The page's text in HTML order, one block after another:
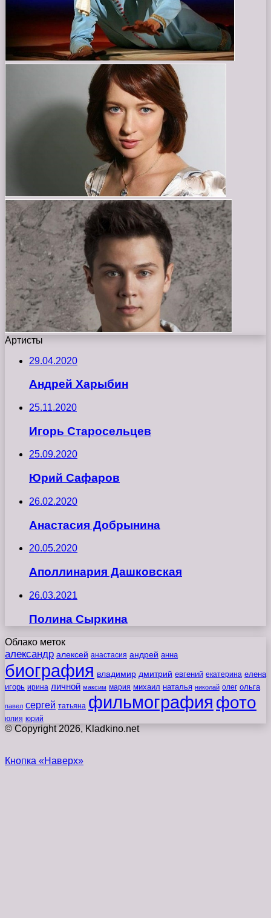
Артисты
29.04.2020
Андрей Харыбин
25.11.2020
Игорь Старосельцев
25.09.2020
Юрий Сафаров
26.02.2020
Анастасия Добрынина
20.05.2020
Аполлинария Дашковская
26.03.2021
Полина Сыркина
Облако меток
александр алексей анастасия андрей анна
биография владимир дмитрий евгений екатерина елена
игорь ирина личной максим мария михаил наталья николай олег ольга
павел сергей татьяна фильмография фото
юлия юрий
© Copyright 2026, Kladkino.net
Кнопка «Наверх»